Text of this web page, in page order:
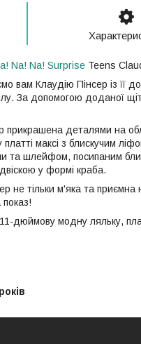
Na! Na! SurpriseTeens
Клаудію Пінсер із її
За допомогою доданої
деталями на
максі з блискучим
та шлейфом, посипаним
у формі краба.
не тільки м'яка та
показ!
модну ляльку,